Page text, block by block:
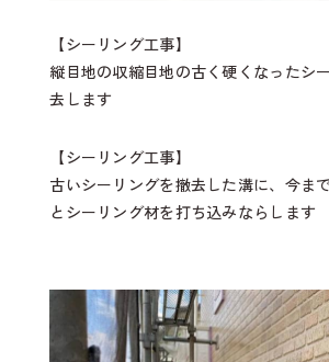
【シーリング工事】
縦目地の収縮目地の古く硬くなったシ
去します
【シーリング工事】
古いシーリングを撤去した溝に、今ま
とシーリング材を打ち込みならします